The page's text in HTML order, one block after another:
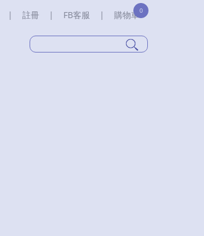
| 註冊 | FB客服 | 0
購物車